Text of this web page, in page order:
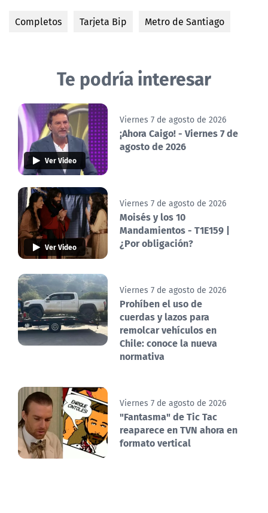
Completos Tarjeta Bip Metro de Santiago
Te podría interesar
Ver Video
Viernes 7 de agosto de 2026
¡Ahora Caigo! - Viernes 7 de
agosto de 2026
Ver Video
Viernes 7 de agosto de 2026
Moisés y los 10
Mandamientos - T1E159 |
¿Por obligación?
Viernes 7 de agosto de 2026
Prohíben el uso de
cuerdas y lazos para
remolcar vehículos en
Chile: conoce la nueva
normativa
Viernes 7 de agosto de 2026
"Fantasma" de Tic Tac
reaparece en TVN ahora en
formato vertical